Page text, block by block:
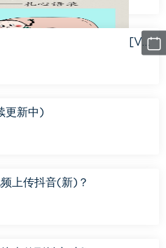
[VIP初阶]怎么制作动态抖音视频？
更新中)
上传抖音(新)？